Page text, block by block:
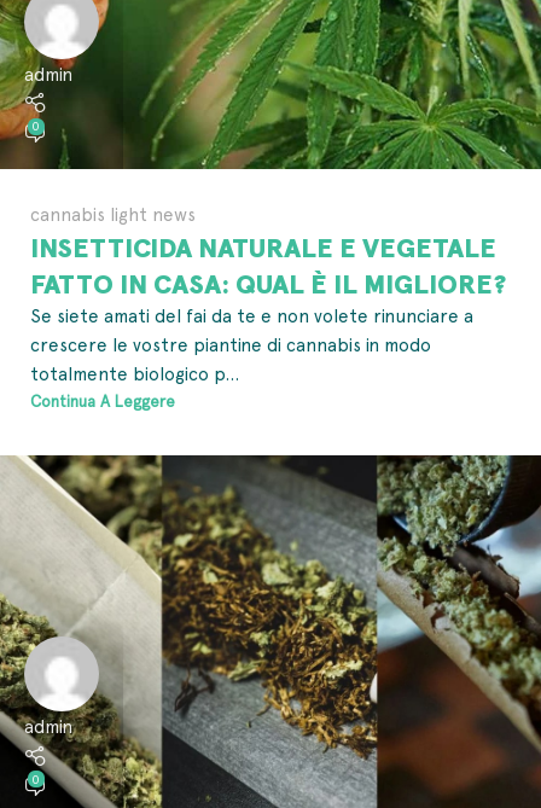
admin
0
cannabis light news
INSETTICIDA NATURALE E VEGETALE
FATTO IN CASA: QUAL È IL MIGLIORE?
Se siete amati del fai da te e non volete rinunciare a
crescere le vostre piantine di cannabis in modo
totalmente biologico p...
Continua A Leggere
admin
0